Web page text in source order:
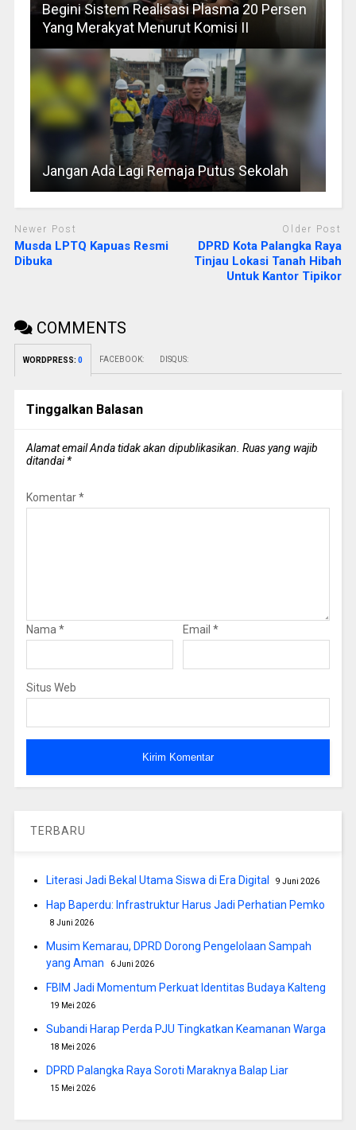
Begini Sistem Realisasi Plasma 20 Persen
Yang Merakyat Menurut Komisi II
Jangan Ada Lagi Remaja Putus Sekolah
Newer Post
Musda LPTQ Kapuas Resmi
Dibuka
Older Post
DPRD Kota Palangka Raya
Tinjau Lokasi Tanah Hibah
Untuk Kantor Tipikor
COMMENTS
WORDPRESS: 0 FACEBOOK: DISQUS:
Tinggalkan Balasan
Alamat email Anda tidak akan dipublikasikan. Ruas yang wajib
ditandai*
Komentar*
Nama * Email *
Situs Web
TERBARU
Literasi Jadi Bekal Utama Siswa di Era Digital 9 Juni 2026
Hap Baperdu: Infrastruktur Harus Jadi Perhatian Pemko
8 Juni 2026
Musim Kemarau, DPRD Dorong Pengelolaan Sampah
yang Aman
6 Juni 2026
FBIM Jadi Momentum Perkuat Identitas Budaya Kalteng
19 Mei 2026
Subandi Harap Perda PJU Tingkatkan Keamanan Warga
18 Mei 2026
DPRD Palangka Raya Soroti Maraknya Balap Liar
15 Mei 2026